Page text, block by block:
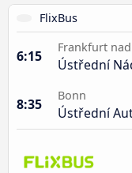
FlixBus
6:15
Frankfurt
Ústřední
8:35
Bonn
Ústřední